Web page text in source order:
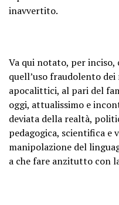
inavvertito.
Va qui notato, per
quell’uso fraudolento
apocalittici, al pari del
oggi, attualissimo e
deviata della realtà,
pedagogica, scientifica e
manipolazione del
a che fare anzitutto con